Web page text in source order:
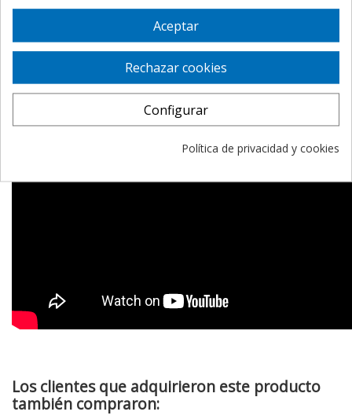
Modo de empleo
Presentación
Los clientes que adquirieron este producto
también compraron:
Aceptar
Rechazar cookies
Configurar
Política de privacidad y cookies